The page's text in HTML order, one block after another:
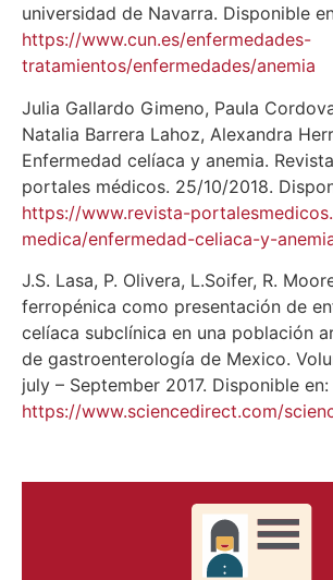
universidad de Navarra. Disponible
https://www.cun.es/enfermedades-
tratamientos/enfermedades/anemia
Julia Gallardo Gimeno, Paula
Natalia Barrera Lahoz, Alexandra
Enfermedad celíaca y anemia.
portales médicos. 25/10/2018.
https://www.revista-
medica/enfermedad-celiaca-y-
J.S. Lasa, P. Olivera, L.Soifer, R.
ferropénica como presentación de
celíaca subclínica en una población
de gastroenterología de Mexico.
july – September 2017. Disponible en:
https://www.sciencedirect.com/